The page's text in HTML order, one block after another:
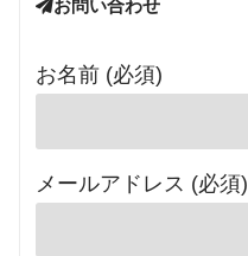
お問い合わせ
お名前 (必須)
メールアドレス (必須)